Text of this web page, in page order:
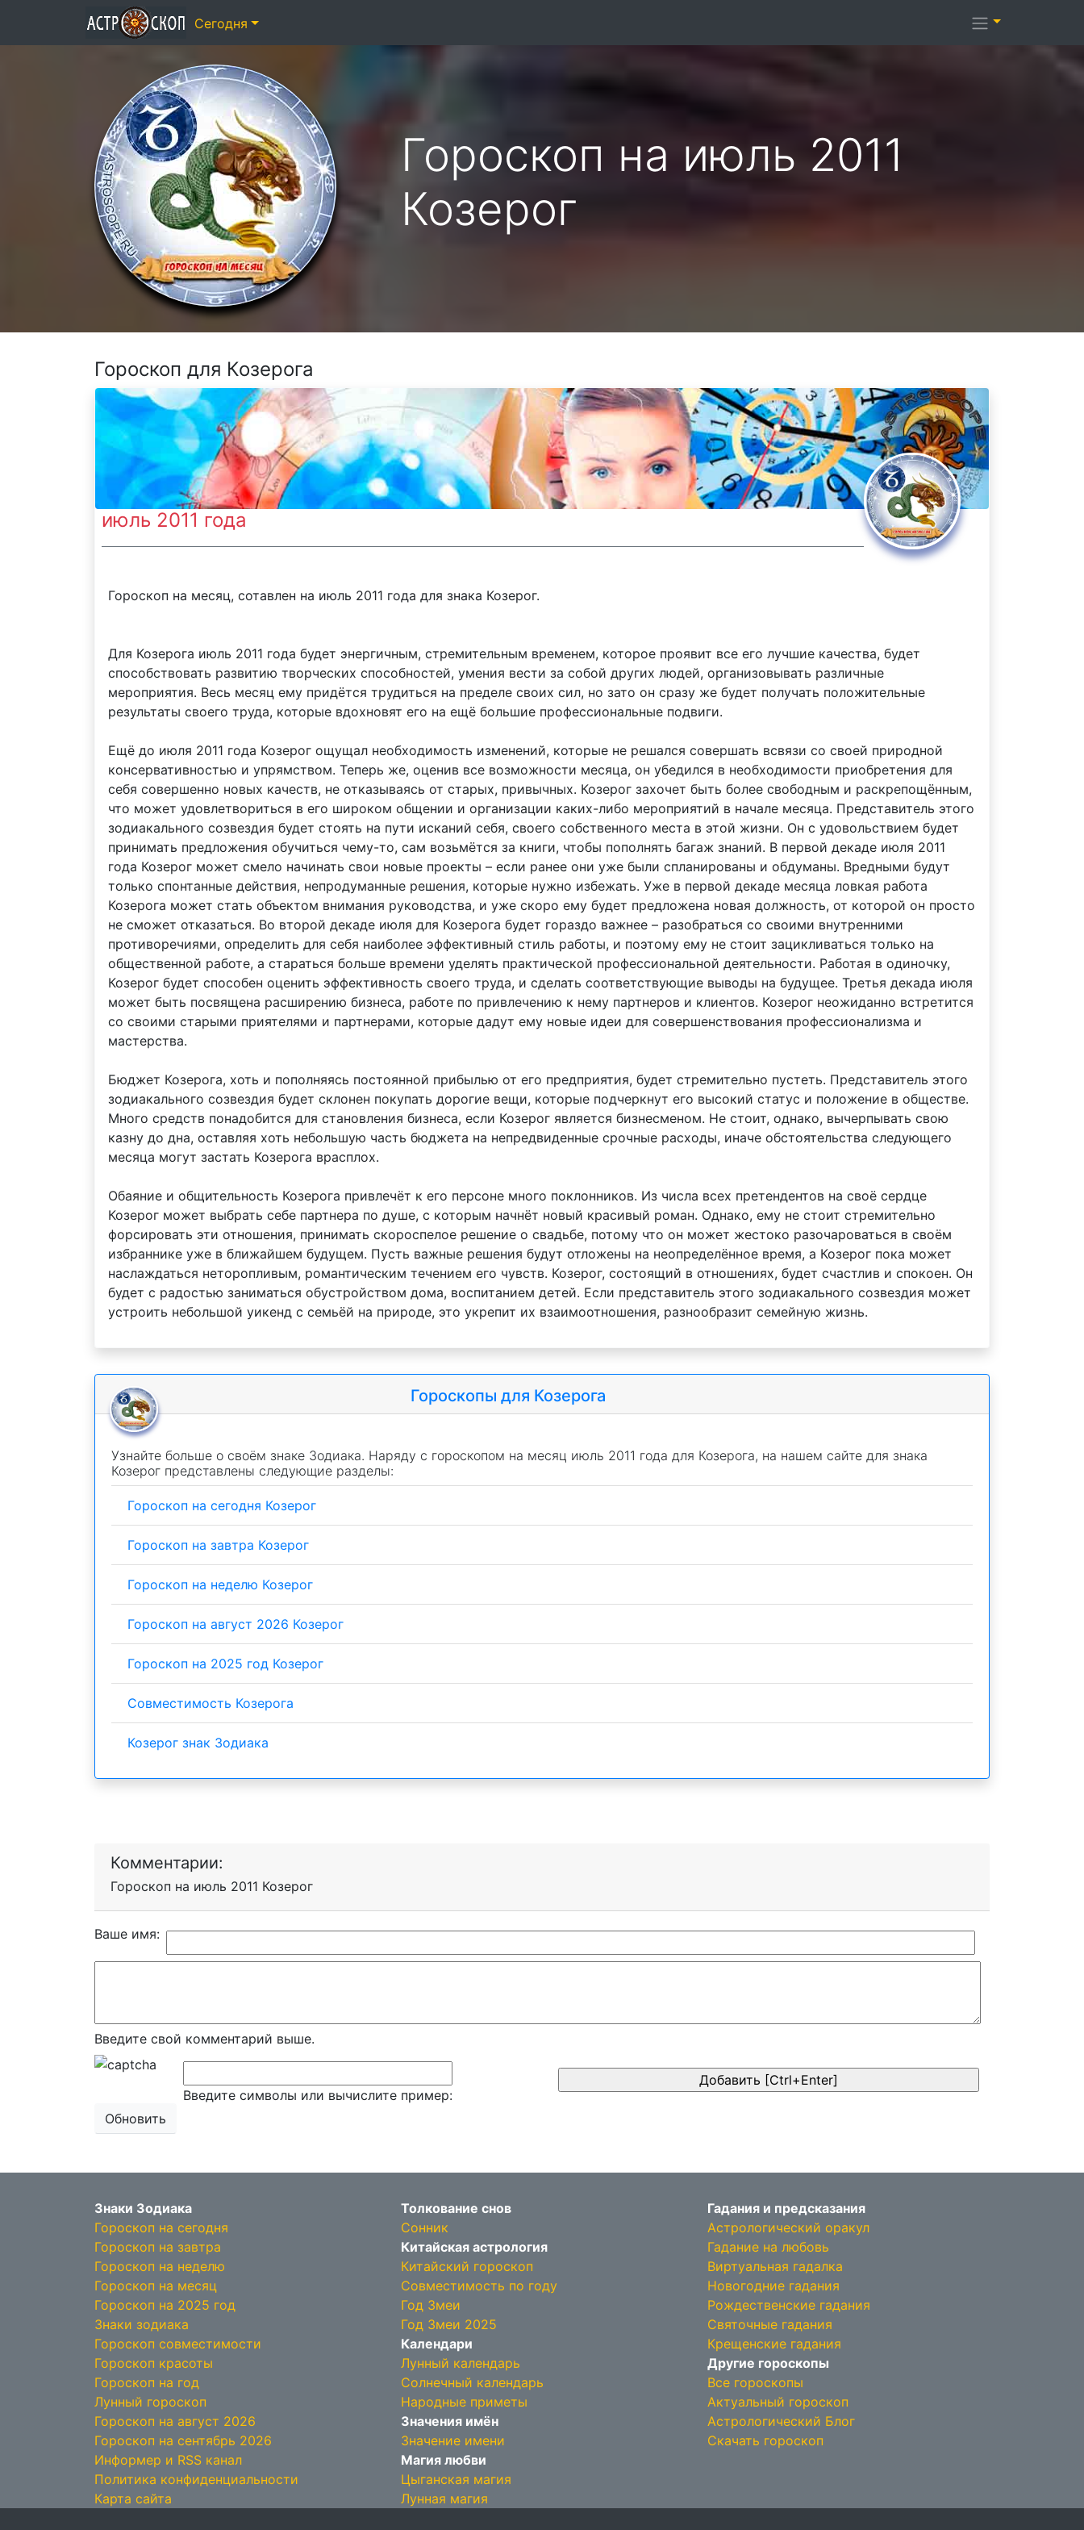
Гороскоп на июль 2011
Козерог
Гороскоп для Козерога
июль 2011 года
Гороскоп на месяц, сотавлен на июль 2011 года для знака Козерог.
Для Козерога июль 2011 года будет энергичным, стремительным временем, которое проявит все его лучшие качества, будет
способствовать развитию творческих способностей, умения вести за собой других людей, организовывать различные
мероприятия. Весь месяц ему придётся трудиться на пределе своих сил, но зато он сразу же будет получать положительные
результаты своего труда, которые вдохновят его на ещё большие профессиональные подвиги.
Ещё до июля 2011 года Козерог ощущал необходимость изменений, которые не решался совершать всвязи со своей природной
консервативностью и упрямством. Теперь же, оценив все возможности месяца, он убедился в необходимости приобретения для
себя совершенно новых качеств, не отказываясь от старых, привычных. Козерог захочет быть более свободным и раскрепощённым,
что может удовлетвориться в его широком общении и организации каких-либо мероприятий в начале месяца. Представитель этого
зодиакального созвездия будет стоять на пути исканий себя, своего собственного места в этой жизни. Он с удовольствием будет
принимать предложения обучиться чему-то, сам возьмётся за книги, чтобы пополнять багаж знаний. В первой декаде июля 2011
года Козерог может смело начинать свои новые проекты – если ранее они уже были спланированы и обдуманы. Вредными будут
только спонтанные действия, непродуманные решения, которые нужно избежать. Уже в первой декаде месяца ловкая работа
Козерога может стать объектом внимания руководства, и уже скоро ему будет предложена новая должность, от которой он просто
не сможет отказаться. Во второй декаде июля для Козерога будет гораздо важнее – разобраться со своими внутренними
противоречиями, определить для себя наиболее эффективный стиль работы, и поэтому ему не стоит зацикливаться только на
общественной работе, а стараться больше времени уделять практической профессиональной деятельности. Работая в одиночку,
Козерог будет способен оценить эффективность своего труда, и сделать соответствующие выводы на будущее. Третья декада июля
может быть посвящена расширению бизнеса, работе по привлечению к нему партнеров и клиентов. Козерог неожиданно встретится
со своими старыми приятелями и партнерами, которые дадут ему новые идеи для совершенствования профессионализма и
мастерства.
Бюджет Козерога, хоть и пополняясь постоянной прибылью от его предприятия, будет стремительно пустеть. Представитель этого
зодиакального созвездия будет склонен покупать дорогие вещи, которые подчеркнут его высокий статус и положение в обществе.
Много средств понадобится для становления бизнеса, если Козерог является бизнесменом. Не стоит, однако, вычерпывать свою
казну до дна, оставляя хоть небольшую часть бюджета на непредвиденные срочные расходы, иначе обстоятельства следующего
месяца могут застать Козерога врасплох.
Обаяние и общительность Козерога привлечёт к его персоне много поклонников. Из числа всех претендентов на своё сердце
Козерог может выбрать себе партнера по душе, с которым начнёт новый красивый роман. Однако, ему не стоит стремительно
форсировать эти отношения, принимать скороспелое решение о свадьбе, потому что он может жестоко разочароваться в своём
избраннике уже в ближайшем будущем. Пусть важные решения будут отложены на неопределённое время, а Козерог пока может
наслаждаться неторопливым, романтическим течением его чувств. Козерог, состоящий в отношениях, будет счастлив и спокоен. Он
будет с радостью заниматься обустройством дома, воспитанием детей. Если представитель этого зодиакального созвездия может
устроить небольшой уикенд с семьёй на природе, это укрепит их взаимоотношения, разнообразит семейную жизнь.
Гороскопы для Козерога
Узнайте больше о своём знаке Зодиака. Наряду с гороскопом на месяц июль 2011 года для Козерога, на нашем сайте для знака
Козерог представлены следующие разделы:
Гороскоп на сегодня Козерог
Гороскоп на завтра Козерог
Гороскоп на неделю Козерог
Гороскоп на август 2026 Козерог
Гороскоп на 2025 год Козерог
Совместимость Козерога
Козерог знак Зодиака
Комментарии:
Гороскоп на июль 2011 Козерог
Ваше имя:
Введите свой комментарий выше.
Обновить
Введите символы или вычислите пример:
Знаки Зодиака
Гороскоп на сегодня
Гороскоп на завтра
Гороскоп на неделю
Гороскоп на месяц
Гороскоп на 2025 год
Знаки зодиака
Гороскоп совместимости
Гороскоп красоты
Гороскоп на год
Лунный гороскоп
Гороскоп на август 2026
Гороскоп на сентябрь 2026
Информер и RSS канал
Политика конфиденциальности
Карта сайта
Толкование снов
Сонник
Китайская астрология
Китайский гороскоп
Совместимость по году
Год Змеи
Год Змеи 2025
Календари
Лунный календарь
Солнечный календарь
Народные приметы
Значения имён
Значение имени
Магия любви
Цыганская магия
Лунная магия
Гадания и предсказания
Астрологический оракул
Гадание на любовь
Виртуальная гадалка
Новогодние гадания
Рождественские гадания
Святочные гадания
Крещенские гадания
Другие гороскопы
Все гороскопы
Актуальный гороскоп
Астрологический Блог
Скачать гороскоп
Сегодня